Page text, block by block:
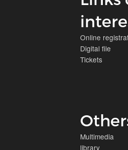
Online
Digital file
Tickets
Multimedia
library